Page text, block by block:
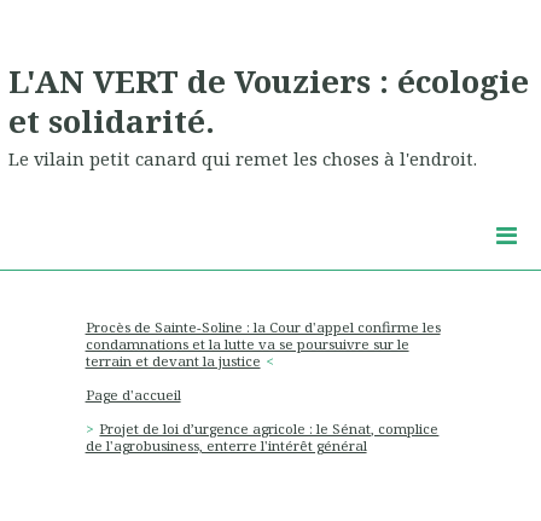
L'AN VERT de Vouziers : écologie
et solidarité.
Le vilain petit canard qui remet les choses à l'endroit.
Procès de Sainte-Soline : la Cour d'appel confirme les
condamnations et la lutte va se poursuivre sur le
terrain et devant la justice
Page d'accueil
Projet de loi d’urgence agricole : le Sénat, complice
de l'agrobusiness, enterre l'intérêt général